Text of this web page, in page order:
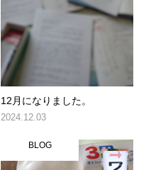
12月になりました。
2024.12.03
BLOG